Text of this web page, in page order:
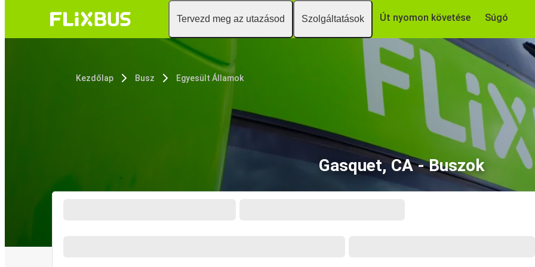
Tervezd meg az utazásod Szolgáltatások Út nyomon követése Súgó
Kezdőlap Busz Egyesült Államok
Gasquet, CA - Buszok